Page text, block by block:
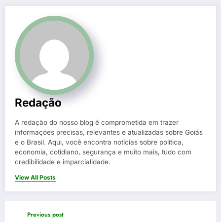
Redação
A redação do nosso blog é comprometida em trazer
informações precisas, relevantes e atualizadas sobre Goiás
e o Brasil. Aqui, você encontra notícias sobre política,
economia, cotidiano, segurança e muito mais, tudo com
credibilidade e imparcialidade.
View All Posts
Previous post